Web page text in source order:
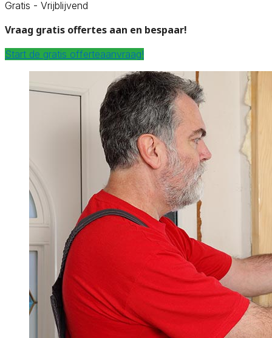
Gratis - Vrijblijvend
Vraag gratis offertes aan en bespaar!
Start de gratis offerteaanvraag!